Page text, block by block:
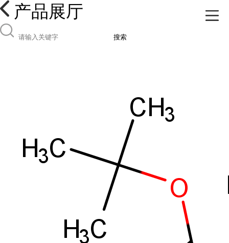
产品展厅
搜索